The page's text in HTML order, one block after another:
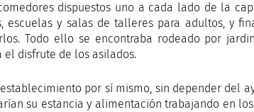
dispuestos uno a cada lado de la
escuelas y salas de talleres para adultos, y
Todo ello se encontraba rodeado por
el disfrute de los asilados.
por sí mismo, sin depender del
su estancia y alimentación trabajando en